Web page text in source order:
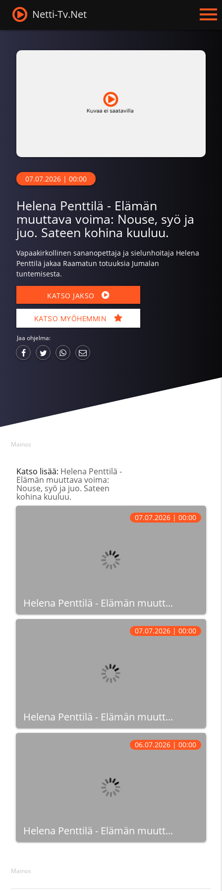
Netti-Tv.Net
07.07.2026 | 00:00
Helena Penttilä - Elämän
muuttava voima: Nouse, syö ja
juo. Sateen kohina kuuluu.
Vapaakirkollinen sananopettaja ja sielunhoitaja Helena
Penttilä jakaa Raamatun totuuksia Jumalan
tuntemisesta.
KATSO JAKSO
KATSO MYÖHEMMIN
Jaa ohjelma:
Mainos
Katso lisää: Helena Penttilä -
Elämän muuttava voima:
Nouse, syö ja juo. Sateen
kohina kuuluu.
Helena Penttilä - Elämän muutt...
07.07.2026 | 00:00
Helena Penttilä - Elämän muutt...
07.07.2026 | 00:00
Helena Penttilä - Elämän muutt...
06.07.2026 | 00:00
Mainos